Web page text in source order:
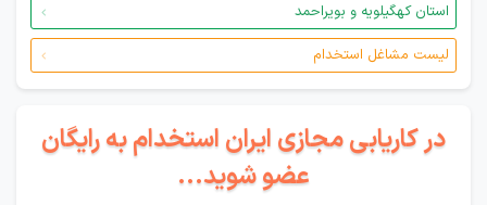
استان کهگیلویه و بویراحمد
لیست مشاغل استخدام
در کاریابی مجازی ایران استخدام به رایگان
عضو شوید...